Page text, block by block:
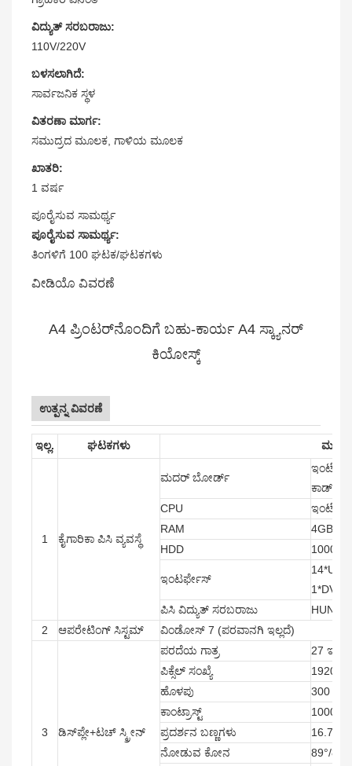
ವಿದ್ಯುತ್ ಸರಬರಾಜು:
110V/220V
ಬಳಸಲಾಗಿದೆ:
ಸಾರ್ವಜನಿಕ ಸ್ಥಳ
ವಿತರಣಾ ಮಾರ್ಗ:
ಸಮುದ್ರದ ಮೂಲಕ, ಗಾಳಿಯ ಮೂಲಕ
ಖಾತರಿ:
1 ವರ್ಷ
ಪೂರೈಸುವ ಸಾಮರ್ಥ್ಯ
ಪೂರೈಸುವ ಸಾಮರ್ಥ್ಯ:
ತಿಂಗಳಿಗೆ 100 ಘಟಕ/ಘಟಕಗಳು
ವೀಡಿಯೊ ವಿವರಣೆ
A4 ಪ್ರಿಂಟರ್‌ನೊಂದಿಗೆ ಬಹು-ಕಾರ್ಯ A4 ಸ್ಕ್ಯಾನರ್
ಕಿಯೋಸ್ಕ್
ಉತ್ಪನ್ನ ವಿವರಣೆ
ಇಲ್ಲ. ಘಟಕಗಳು ಮುಖ್ಯ
1 ಕೈಗಾರಿಕಾ ಪಿಸಿ ವ್ಯವಸ್ಥೆ
ಮದರ್ ಬೋರ್ಡ್
ಇಂಟೆಲ್
ಕಾರ್ಡ್
CPU
ಇಂಟೆಲ್
RAM
4GB
HDD
1000G
ಇಂಟರ್ಫೇಸ್
1*DVI;
ಪಿಸಿ ವಿದ್ಯುತ್ ಸರಬರಾಜು
2
ಆಪರೇಟಿಂಗ್ ಸಿಸ್ಟಮ್ ವಿಂಡೋಸ್ 7 (ಪರವಾನಗಿ ಇಲ್ಲದೆ)
3 ಡಿಸ್‌ಪ್ಲೇ+ಟಚ್ ಸ್ಕ್ರೀನ್
ಪರದೆಯ ಗಾತ್ರ
27
ಪಿಕ್ಸೆಲ್ ಸಂಖ್ಯೆ
ಹೊಳಪು
300
ಕಾಂಟ್ರಾಸ್ಟ್
1000:1
ಪ್ರದರ್ಶನ ಬಣ್ಣಗಳು
16.7M
ನೋಡುವ ಕೋನ
89°/